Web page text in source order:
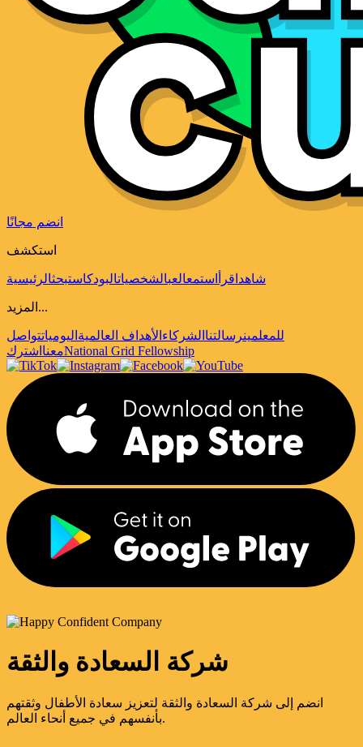
انضم مجانًا
استكشف
شاهد اقرأ استمعالعبالشخصياتالبودكاستبحثالرئيسية
المزيد...
للمعلمينرسالتنا الشركاء الأهداف العالمية اليومياتتواصل
معنا اشترك National Grid Fellowship
شركة السعادة والثقة
انضم إلى شركة السعادة والثقة لتعزيز سعادة الأطفال وثقتهم
بأنفسهم في جميع أنحاء العالم.